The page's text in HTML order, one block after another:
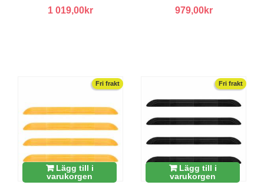
1 019,00kr
979,00kr
Fri frakt
Lägg till i
varukorgen
Fri frakt
Lägg till i
varukorgen